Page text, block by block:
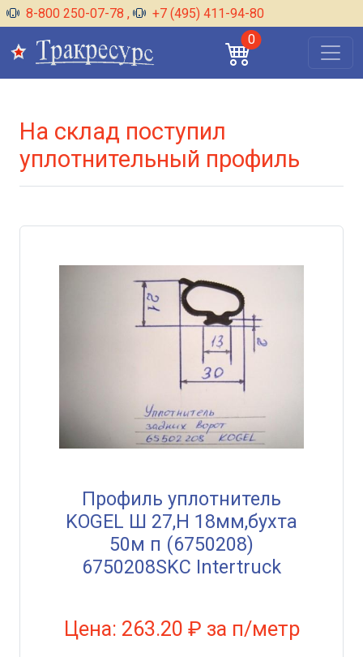
8-800 250-07-78 ,
+7 (495) 411-94-80
0
На склад поступил
уплотнительный профиль
Профиль уплотнитель
KOGEL Ш 27,Н 18мм,бухта
50м п (6750208)
6750208SKC Intertruck
Цена: 263.20 ₽ за п/метр